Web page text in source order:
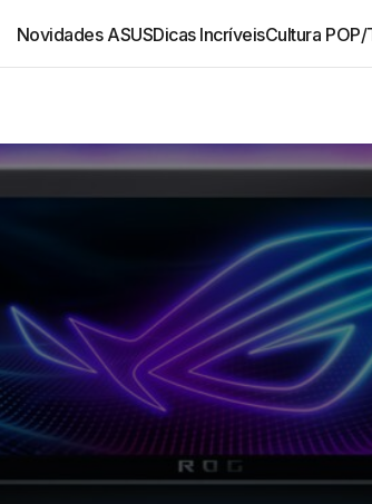
Novidades ASUSDicas IncríveisCultura